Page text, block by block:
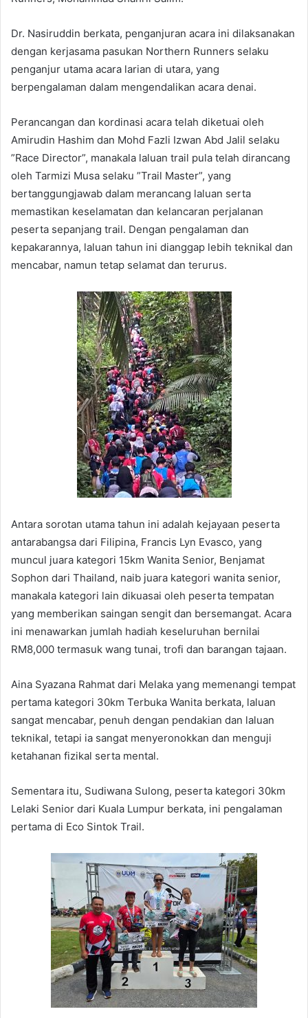
Dr. Nasiruddin berkata, penganjuran acara ini dilaksanakan
dengan kerjasama pasukan Northern Runners selaku
penganjur utama acara larian di utara, yang
berpengalaman dalam mengendalikan acara denai.
Perancangan dan kordinasi acara telah diketuai oleh
Amirudin Hashim dan Mohd Fazli Izwan Abd Jalil selaku
”Race Director”, manakala laluan trail pula telah dirancang
oleh Tarmizi Musa selaku ”Trail Master”, yang
bertanggungjawab dalam merancang laluan serta
memastikan keselamatan dan kelancaran perjalanan
peserta sepanjang trail. Dengan pengalaman dan
kepakarannya, laluan tahun ini dianggap lebih teknikal dan
mencabar, namun tetap selamat dan terurus.
Antara sorotan utama tahun ini adalah kejayaan peserta
antarabangsa dari Filipina, Francis Lyn Evasco, yang
muncul juara kategori 15km Wanita Senior, Benjamat
Sophon dari Thailand, naib juara kategori wanita senior,
manakala kategori lain dikuasai oleh peserta tempatan
yang memberikan saingan sengit dan bersemangat. Acara
ini menawarkan jumlah hadiah keseluruhan bernilai
RM8,000 termasuk wang tunai, trofi dan barangan tajaan.
Aina Syazana Rahmat dari Melaka yang memenangi tempat
pertama kategori 30km Terbuka Wanita berkata, laluan
sangat mencabar, penuh dengan pendakian dan laluan
teknikal, tetapi ia sangat menyeronokkan dan menguji
ketahanan fizikal serta mental.
Sementara itu, Sudiwana Sulong, peserta kategori 30km
Lelaki Senior dari Kuala Lumpur berkata, ini pengalaman
pertama di Eco Sintok Trail.